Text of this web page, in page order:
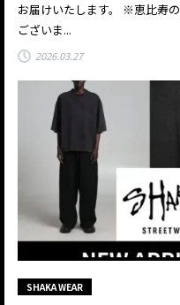
お届けいたします。 ※恵比寿
ございま...
2026.03.27
SHAKA WEAR